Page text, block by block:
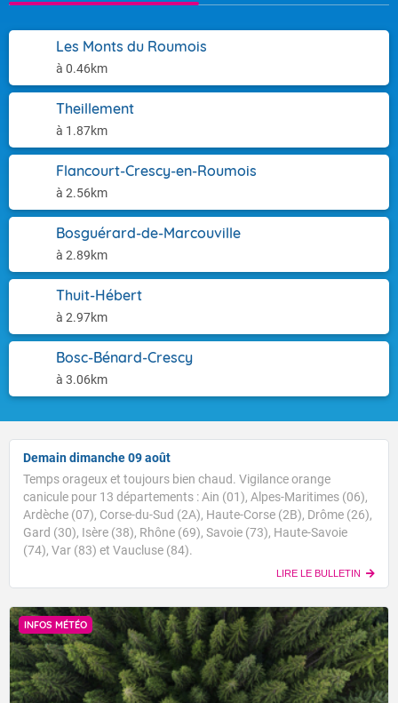
Les Monts du Roumois
à 0.46km
Theillement
à 1.87km
Flancourt-Crescy-en-Roumois
à 2.56km
Bosguérard-de-Marcouville
à 2.89km
Thuit-Hébert
à 2.97km
Bosc-Bénard-Crescy
à 3.06km
Demain dimanche 09 août
Temps orageux et toujours bien chaud. Vigilance orange
canicule pour 13 départements : Ain (01), Alpes-Maritimes (06),
Ardèche (07), Corse-du-Sud (2A), Haute-Corse (2B), Drôme (26),
Gard (30), Isère (38), Rhône (69), Savoie (73), Haute-Savoie
(74), Var (83) et Vaucluse (84).
LIRE LE BULLETIN
INFOS MÉTÉO